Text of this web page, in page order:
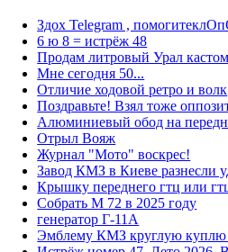
Здох Telegram ,
6 ю 8 = истрёж 48
Продам литровый Урал
Мне сегодня 50...
Отличие ходовой ретро и волк
Поздравьте! Взял тоже
Алюминиевый обод на
Отрыл Вояж
Журнал "Мото" воскрес!
Завод КМЗ в Киеве разнесли
Крышку переднего гтц или
Собрать М 72 в 2025 году
генератор Г-11А
Эмблему КМЗ круглую